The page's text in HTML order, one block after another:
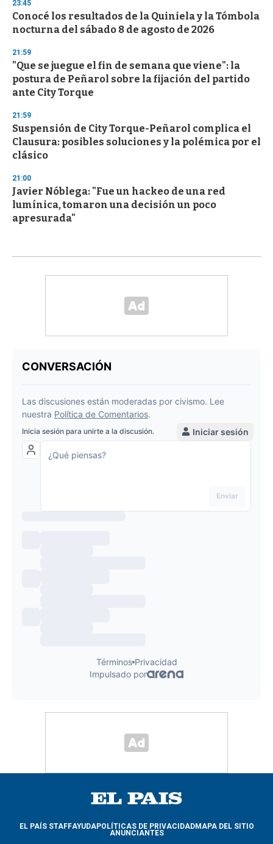
23:45
Conocé los resultados de la Quiniela y la Tómbola
nocturna del sábado 8 de agosto de 2026
21:59
"Que se juegue el fin de semana que viene": la
postura de Peñarol sobre la fijación del partido
ante City Torque
21:59
Suspensión de City Torque-Peñarol complica el
Clausura: posibles soluciones y la polémica por el
clásico
21:00
Javier Nóblega: "Fue un hackeo de una red
lumínica, tomaron una decisión un poco
apresurada"
EL PAÍS STAFFAYUDAPOLÍTICAS DE PRIVACIDADMAPA DEL SITIO
ANUNCIANTES